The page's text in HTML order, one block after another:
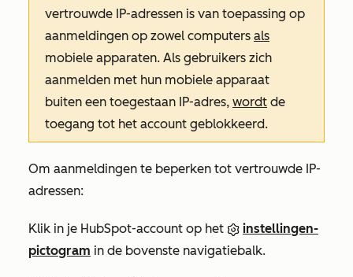
vertrouwde IP-adressen is van toepassing op
aanmeldingen op zowel computers als
mobiele apparaten. Als gebruikers zich
aanmelden met hun mobiele apparaat
buiten een toegestaan IP-adres, wordt de
toegang tot het account geblokkeerd.
Om aanmeldingen te beperken tot vertrouwde IP-
adressen:
Klik in je HubSpot-account op het
instellingen-
pictogram in de bovenste navigatiebalk.